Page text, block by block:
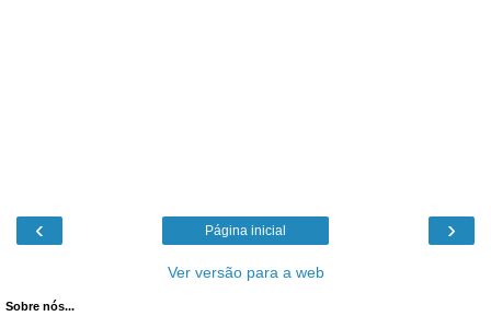
‹ ›
Página inicial
Ver versão para a web
Sobre nós...